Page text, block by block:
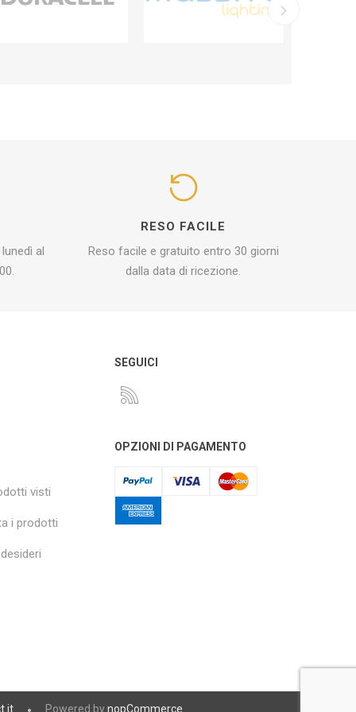
al
RESO FACILE
Reso facile e gratuito entro 30 giorni
dalla data di ricezione.
visti
i prodotti
SEGUICI
OPZIONI DI PAGAMENTO
Powered bynopCommerce